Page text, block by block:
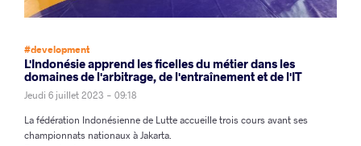
#development
L'Indonésie apprend les ficelles du métier dans les
domaines de l'arbitrage, de l'entraînement et de l'IT
Jeudi 6 juillet 2023 - 09:18
La fédération Indonésienne de Lutte accueille trois cours avant ses
championnats nationaux à Jakarta.